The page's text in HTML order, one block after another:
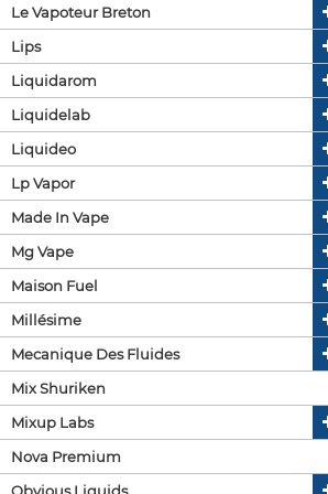
Le Vapoteur Breton
Lips
Liquidarom
Liquidelab
Liquideo
Lp Vapor
Made In Vape
Mg Vape
Maison Fuel
Millésime
Mecanique Des Fluides
Mix Shuriken
Mixup Labs
Nova Premium
Obvious Liquids